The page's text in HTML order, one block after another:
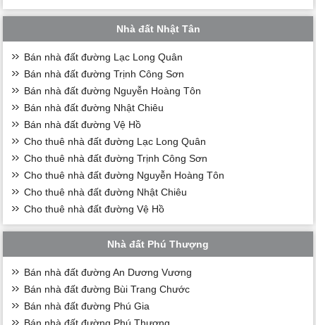
Nhà đất Nhật Tân
Bán nhà đất đường Lạc Long Quân
Bán nhà đất đường Trịnh Công Sơn
Bán nhà đất đường Nguyễn Hoàng Tôn
Bán nhà đất đường Nhật Chiêu
Bán nhà đất đường Vệ Hồ
Cho thuê nhà đất đường Lạc Long Quân
Cho thuê nhà đất đường Trịnh Công Sơn
Cho thuê nhà đất đường Nguyễn Hoàng Tôn
Cho thuê nhà đất đường Nhật Chiêu
Cho thuê nhà đất đường Vệ Hồ
Nhà đất Phú Thượng
Bán nhà đất đường An Dương Vương
Bán nhà đất đường Bùi Trang Chước
Bán nhà đất đường Phú Gia
Bán nhà đất đường Phú Thượng